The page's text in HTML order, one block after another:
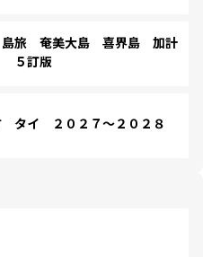
旅 奄美大島 喜界島 加計
５訂版
タイ ２０２７～２０２８